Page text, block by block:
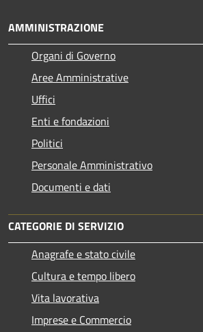
AMMINISTRAZIONE
Organi di Governo
Aree Amministrative
Uffici
Enti e fondazioni
Politici
Personale Amministrativo
Documenti e dati
CATEGORIE DI SERVIZIO
Anagrafe e stato civile
Cultura e tempo libero
Vita lavorativa
Imprese e Commercio